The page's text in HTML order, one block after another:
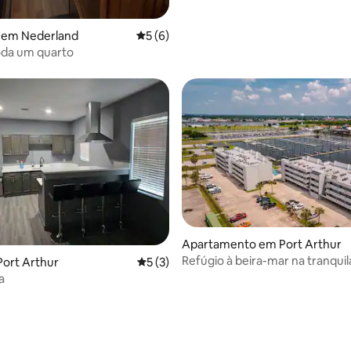
Nederland Classificação média de 5 em 5 estrelas,
5 (6)
um quarto
Arthur Classificação média de 5 em 5 estrelas,
5 (3)
Apartamento em Port Arthur
Refúgio à beira-mar na